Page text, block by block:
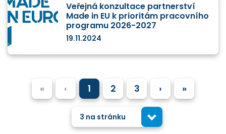
Veřejná konzultace partnerství
Made in EU k prioritám pracovního
programu 2026-2027
19.11.2024
« ‹ 1 2 3 › »
3 na stránku